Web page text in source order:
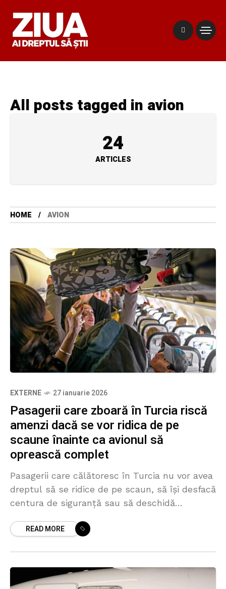
All posts tagged in avion
24
ARTICLES
HOME AVION
EXTERNE 27 ianuarie 2026
Pasagerii care zboară în Turcia riscă
amenzi dacă se vor ridica de pe
scaune înainte ca avionul să
oprească complet
Pasagerii care călătoresc în Turcia nu vor avea
dreptul să se ridice de pe scaun, să își desfacă
centura de siguranță sau să deschidă
aeronava
READ MORE